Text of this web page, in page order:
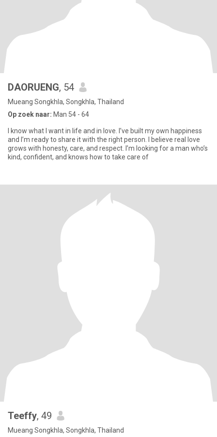
DAORUENG, 54
Mueang Songkhla, Songkhla, Thailand
Op zoek naar: Man 54 - 64
I know what I want in life and in love. I’ve built my own happiness
and I’m ready to share it with the right person. I believe real love
grows with honesty, care, and respect. I’m looking for a man who’s
kind, confident, and knows how to take care of
Teeffy, 49
Mueang Songkhla, Songkhla, Thailand